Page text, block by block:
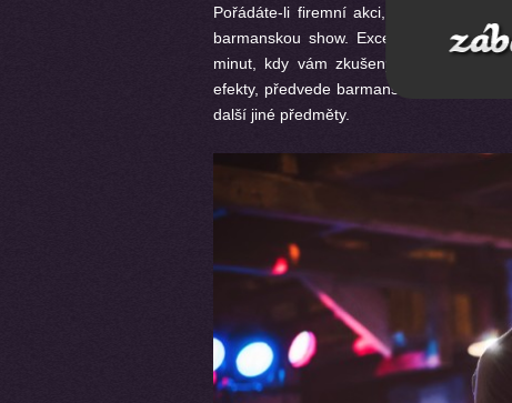
Pořádáte-li firemní akci, svatbu, párty,
barmanskou show. Excelentní a
minut, kdy vám zkušený a
efekty, předvede barmanské triky, při
další jiné předměty.